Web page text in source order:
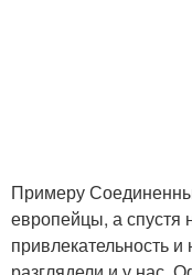
Примеру
европейцы, а спустя
привлекательность